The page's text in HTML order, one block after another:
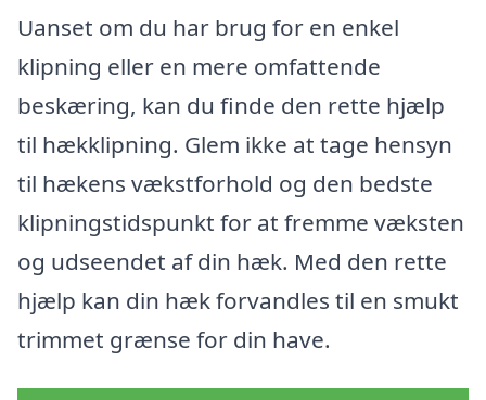
Uanset om du har brug for en enkel
klipning eller en mere omfattende
beskæring, kan du finde den rette hjælp
til hækklipning. Glem ikke at tage hensyn
til hækens vækstforhold og den bedste
klipningstidspunkt for at fremme væksten
og udseendet af din hæk. Med den rette
hjælp kan din hæk forvandles til en smukt
trimmet grænse for din have.